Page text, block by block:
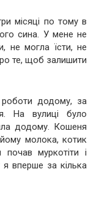
місяці по тому в
сина. У мене не
не могла їсти, не
те, щоб залишити
додому, за
На вулиці було
додому. Кошеня
молока, котик
муркотіти і
вперше за кілька